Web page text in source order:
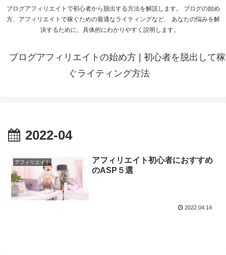
ブログアフィリエイトで初心者から脱出する方法を解説します。 ブログの始め
方、アフィリエイトで稼ぐための最適なライティングなど、 あなたの悩みを解
決するために、具体的にわかりやすく説明します。
ブログアフィリエイトの始め方 | 初心者を脱出して稼
ぐライティング方法
2022-04
アフィリエイト
アフィリエイト初心者におすすめ
のASP５選
2022.04.14